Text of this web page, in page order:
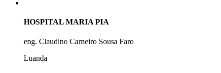
HOSPITAL MARIA PIA
eng. Claudino Carneiro Sousa Faro
Luanda